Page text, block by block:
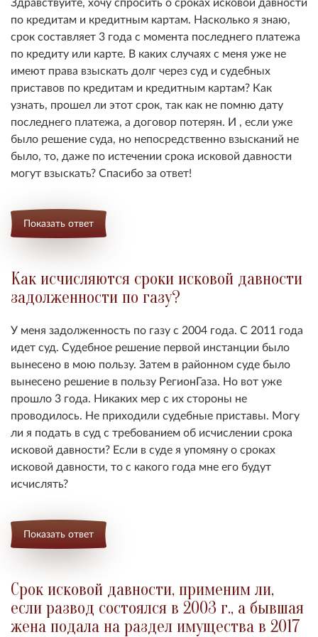
по кредитам и кредитным картам. Насколько я знаю,
срок составляет 3 года с момента последнего платежа
по кредиту или карте. В каких случаях с меня уже не
имеют права взыскать долг через суд и судебных
приставов по кредитам и кредитным картам? Как
узнать, прошел ли этот срок, так как не помню дату
последнего платежа, а договор потерян. И , если уже
было решение суда, но непосредственно взысканий не
было, то, даже по истечении срока исковой давности
могут взыскать? Спасибо за ответ!
Показать ответ
Как исчисляются сроки исковой давности
задолженности по газу?
У меня задолженность по газу с 2004 года. С 2011 года
идет суд. Судебное решение первой инстанции было
вынесено в мою пользу. Затем в районном суде было
вынесено решение в пользу РегионГаза. Но вот уже
прошло 3 года. Никаких мер с их стороны не
проводилось. Не приходили судебные приставы. Могу
ли я подать в суд с требованием об исчислении срока
исковой давности? Если в суде я упомяну о сроках
исковой давности, то с какого года мне его будут
исчислять?
Показать ответ
Срок исковой давности, применим ли,
если развод состоялся в 2003 г., а бывшая
жена подала на раздел имущества в 2017